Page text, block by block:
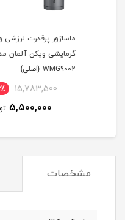
ماساژور پرقدرت لرزشی و
گرمایشی ویکن آلمان مدل
WMG9002 {اصلی}
15,783,500 66٪
5,500,000 تومان
مشخصات